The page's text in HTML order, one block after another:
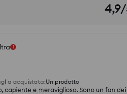
1
acquistata:Un prodotto
capiente e meraviglioso. Sono un fan